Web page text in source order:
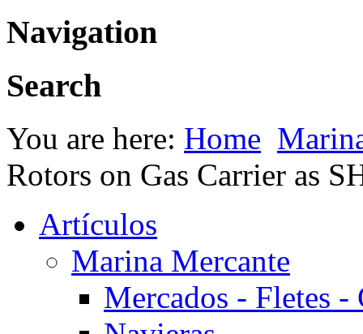
Navigation
Search
You are here: Home
Rotors on Gas Carrier as
Artículos
Marina Mercante
Mercados - Fletes -